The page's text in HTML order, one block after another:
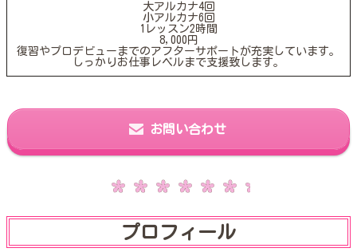
大アルカナ4回
小アルカナ6回
1レッスン2時間
8,000円
復習やプロデビューまでのアフターサポートが充実しています。
しっかりお仕事レベルまで支援致します。
お問い合わせ
プロフィール